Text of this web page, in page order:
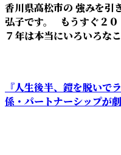
香川県高松市の 強みを引
弘子です。 もうすぐ２
７年は本当にいろいろな
『人生後半、鎧を脱いで
係・パートナーシップが